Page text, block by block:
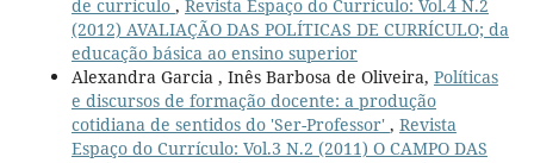
de currículo , Revista Espaço do Currículo: Vol.4 N.2
(2012) AVALIAÇÃO DAS POLÍTICAS DE CURRÍCULO; da
educação básica ao ensino superior
Alexandra Garcia , Inês Barbosa de Oliveira, Políticas
e discursos de formação docente: a produção
cotidiana de sentidos do 'Ser-Professor' , Revista
Espaço do Currículo: Vol.3 N.2 (2011) O CAMPO DAS